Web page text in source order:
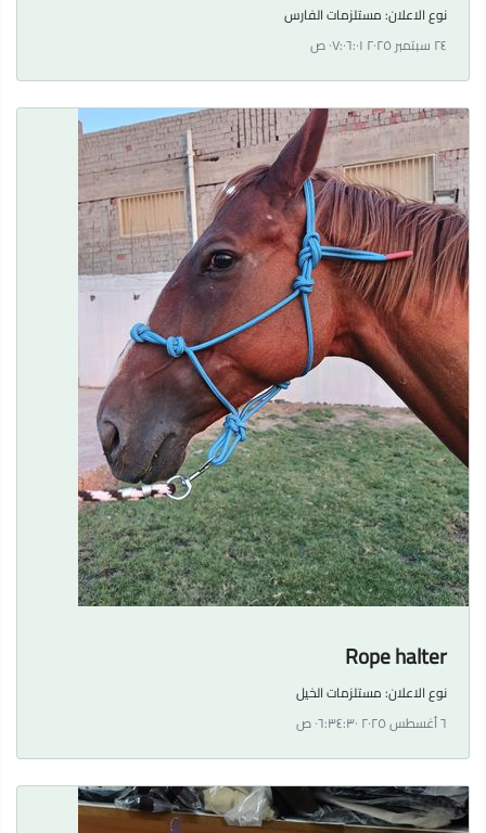
نوع الاعلان:مستلزمات الفارس
٢٤ سبتمبر ٢٠٢٥ ٠٧:٠٦:٠١ ص
Rope halter
نوع الاعلان:مستلزمات الخيل
٦ أغسطس ٢٠٢٥ ٠٦:٣٤:٣٠ ص